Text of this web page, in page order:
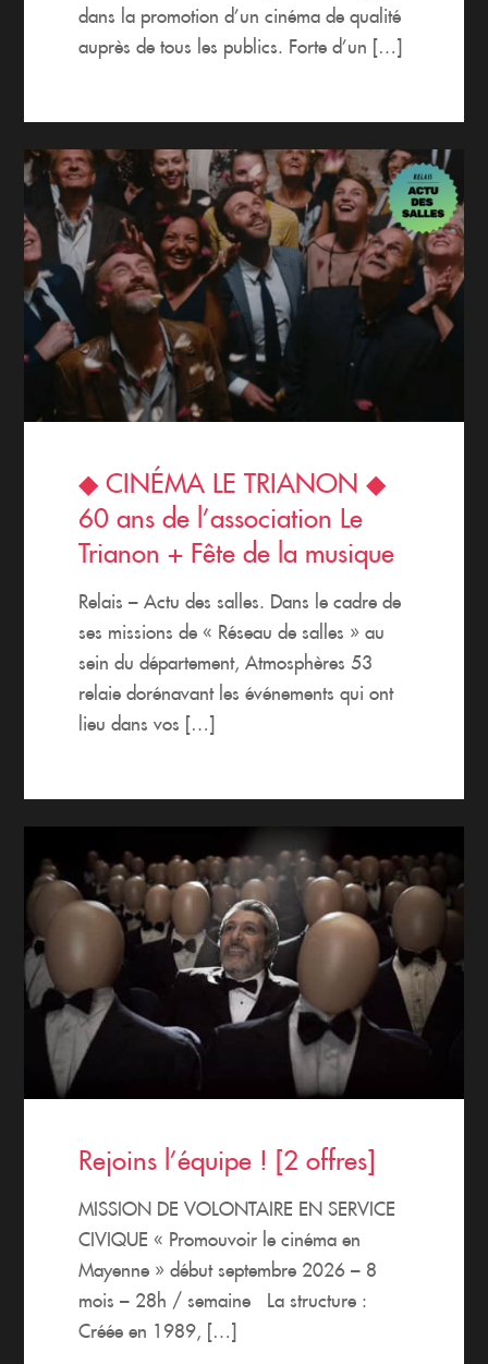
dans la promotion d’un cinéma de qualité
auprès de tous les publics. Forte d’un […]
◆ CINÉMA LE TRIANON ◆
60 ans de l’association Le
Trianon + Fête de la musique
Relais – Actu des salles. Dans le cadre de
ses missions de « Réseau de salles » au
sein du département, Atmosphères 53
relaie dorénavant les événements qui ont
lieu dans vos […]
Rejoins l’équipe ! [2 offres]
MISSION DE VOLONTAIRE EN SERVICE
CIVIQUE « Promouvoir le cinéma en
Mayenne » début septembre 2026 – 8
mois – 28h / semaine La structure :
Créée en 1989, […]